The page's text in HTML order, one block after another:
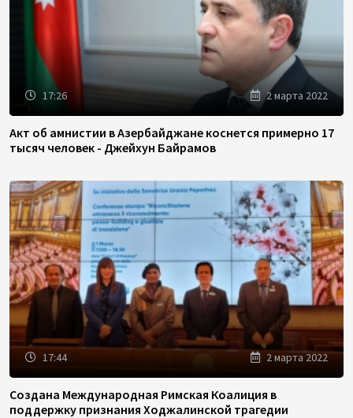
17:26 2 марта 2022
Акт об амнистии в Азербайджане коснется примерно 17
тысяч человек - Джейхун Байрамов
17:44 2 марта 2022
Создана Международная Римская Коалиция в
поддержку признания Ходжалинской трагедии